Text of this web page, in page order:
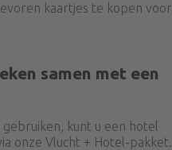
kaartjes te kopen voor
samen met een
kunt u een hotel
onze Vlucht + Hotel-pakket.